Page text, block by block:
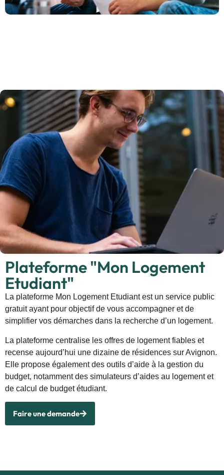
Plateforme "Mon Logement
Etudiant"​
La plateforme Mon Logement Etudiant est un service public
gratuit ayant pour objectif de vous accompagner et de
simplifier vos démarches dans la recherche d’un logement.
La plateforme centralise les offres de logement fiables et
recense aujourd’hui une dizaine de résidences sur Avignon.
Elle propose également des outils d’aide à la gestion du
budget, notamment des simulateurs d’aides au logement et
de calcul de budget étudiant.
Faire une demande